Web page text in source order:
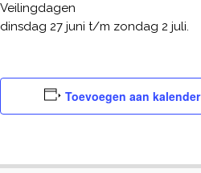
Veilingdagen
dinsdag 27 juni t/m zondag 2 juli.
Toevoegen aan kalender